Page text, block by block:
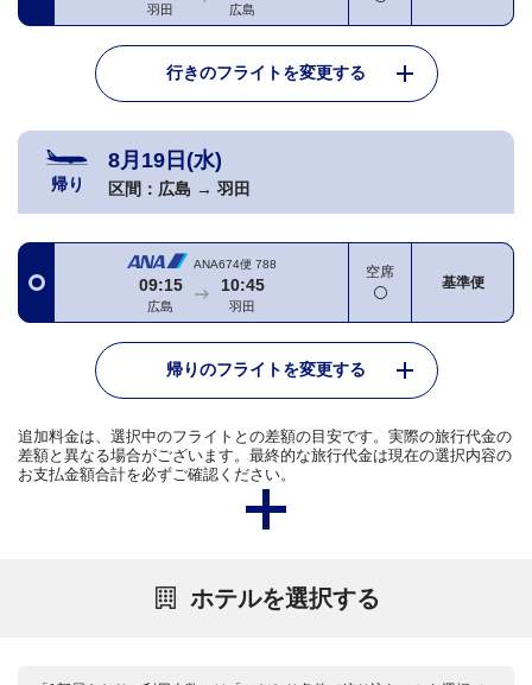
羽田 広島
行きのフライトを変更する
帰り
8月19日(水)
区間： 広島 → 羽田
ANA674便 788
09:15
広島
10:45
羽田
空席
基準便
帰りのフライトを変更する
追加料金は、選択中のフライトとの差額の目安です。実際の旅行代金の
差額と異なる場合がございます。最終的な旅行代金は現在の選択内容の
お支払金額合計を必ずご確認ください。
ホテルを選択する